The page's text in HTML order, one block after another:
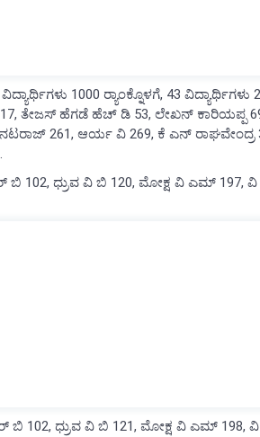
1000 ರ‍್ಯಾಂಕ್ನೊಳಗೆ, 43 ವಿದ್ಯಾರ್ಥಿಗಳು
ತೇಜಸ್‌ ಹೆಗಡೆ ಹೆಚ್‌ ಡಿ 53, ಲೇಖನ್‌ ಕಾರಿಯಪ್ಪ 69,
261, ಆರ್ಯ ವಿ 269, ಕೆ ಎನ್‌ ರಾಘವೇಂದ್ರ
ಬಿ 102, ಧ್ರುವ ವಿ ಬಿ 120, ಮೋಕ್ಷ ವಿ ಎಮ್‌ 197,
ಬಿ 102, ಧ್ರುವ ವಿ ಬಿ 121, ಮೋಕ್ಷ ವಿ ಎಮ್‌ 198,